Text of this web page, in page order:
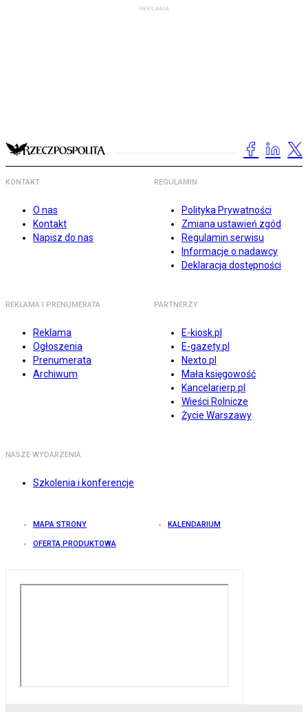
KONTAKT
O nas
Kontakt
Napisz do nas
REGULAMIN
Polityka Prywatności
Zmiana ustawień zgód
Regulamin serwisu
Informacje o nadawcy
Deklaracja dostępności
REKLAMA I PRENUMERATA
Reklama
Ogłoszenia
Prenumerata
Archiwum
PARTNERZY
E-kiosk.pl
E-gazety.pl
Nexto.pl
Mała księgowość
Kancelarierp.pl
Wieści Rolnicze
Życie Warszawy
NASZE WYDARZENIA
Szkolenia i konferencje
MAPA STRONY KALENDARIUM
OFERTA PRODUKTOWA